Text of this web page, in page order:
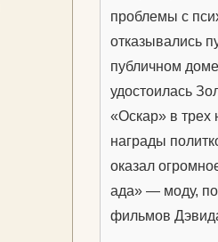
проблемы с
отказывались
публичном
удостоилась
«Оскар» в трех
награды
оказал
ада» — моду,
фильмов